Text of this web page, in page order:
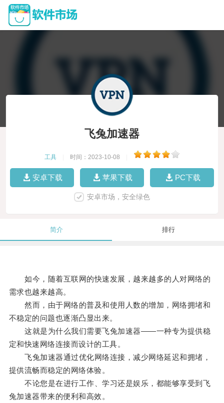
飞兔加速器
工具 时间：2023-10-08
安卓下载 苹果下载 PC下载
安卓市场，安全绿色
简介 排行
如今，随着互联网的快速发展，越来越多的人对网络的
需求也越来越高。
然而，由于网络的普及和使用人数的增加，网络拥堵和
不稳定的问题也逐渐凸显出来。
这就是为什么我们需要飞兔加速器——一种专为提供稳
定和快速网络连接而设计的工具。
飞兔加速器通过优化网络连接，减少网络延迟和拥堵，
提供流畅而稳定的网络体验。
不论您是在进行工作、学习还是娱乐，都能够享受到飞
兔加速器带来的便利和高效。